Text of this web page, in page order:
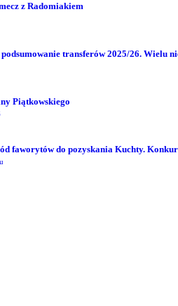
z Radomiakiem
podsumowanie transferów 2025/26. Wielu
Piątkowskiego
faworytów do pozyskania Kuchty.